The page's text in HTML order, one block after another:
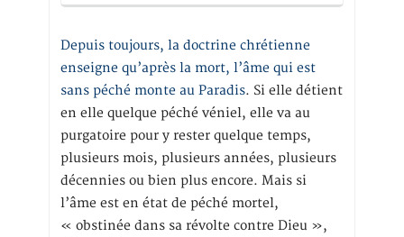
Depuis toujours, la doctrine chrétienne
enseigne qu’après la mort, l’âme qui est
sans péché monte au Paradis. Si elle détient
en elle quelque péché véniel, elle va au
purgatoire pour y rester quelque temps,
plusieurs mois, plusieurs années, plusieurs
décennies ou bien plus encore. Mais si
l’âme est en état de péché mortel,
« obstinée dans sa révolte contre Dieu »,